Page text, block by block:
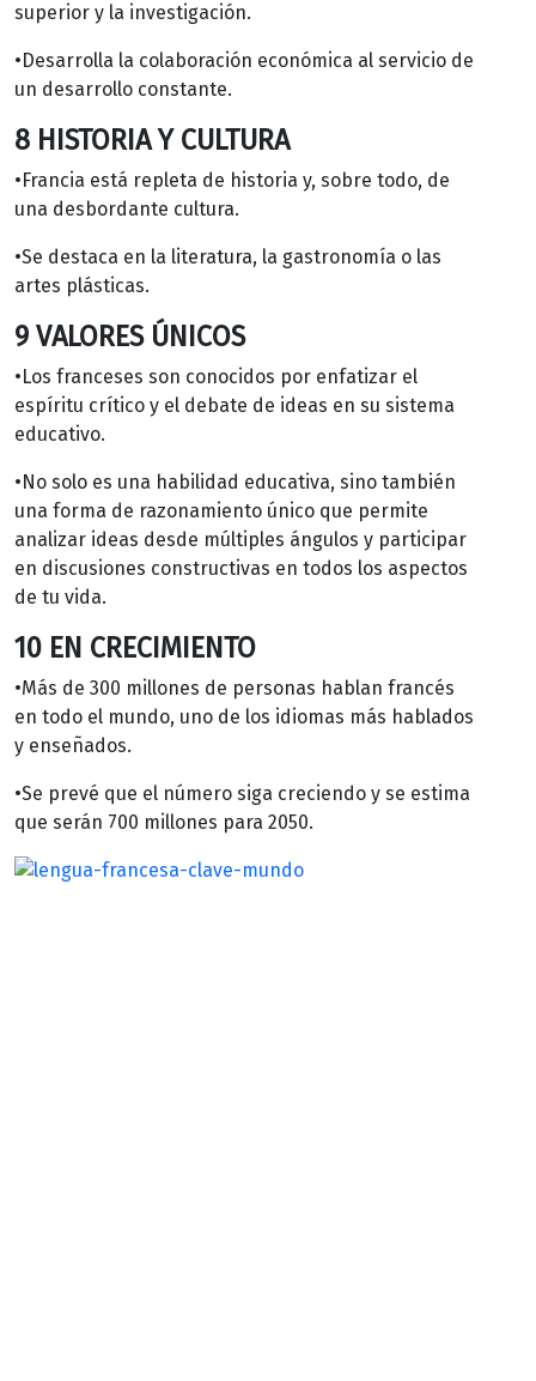
superior y la investigación.
•Desarrolla la colaboración económica al servicio de
un desarrollo constante.
8 HISTORIA Y CULTURA
•Francia está repleta de historia y, sobre todo, de
una desbordante cultura.
•Se destaca en la literatura, la gastronomía o las
artes plásticas.
9 VALORES ÚNICOS
•Los franceses son conocidos por enfatizar el
espíritu crítico y el debate de ideas en su sistema
educativo.
•No solo es una habilidad educativa, sino también
una forma de razonamiento único que permite
analizar ideas desde múltiples ángulos y participar
en discusiones constructivas en todos los aspectos
de tu vida.
10 EN CRECIMIENTO
•Más de 300 millones de personas hablan francés
en todo el mundo, uno de los idiomas más hablados
y enseñados.
•Se prevé que el número siga creciendo y se estima
que serán 700 millones para 2050.